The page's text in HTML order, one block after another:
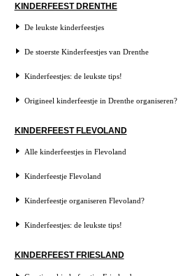
KINDERFEEST DRENTHE
De leukste kinderfeestjes
De stoerste Kinderfeestjes van Drenthe
Kinderfeestjes: de leukste tips!
Origineel kinderfeestje in Drenthe organiseren?
KINDERFEEST FLEVOLAND
Alle kinderfeestjes in Flevoland
Kinderfeestje Flevoland
Kinderfeestje organiseren Flevoland?
Kinderfeestjes: de leukste tips!
KINDERFEEST FRIESLAND